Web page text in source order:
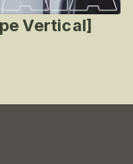
Vertical]